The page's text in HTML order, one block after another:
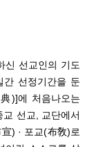
신 선교인의 기도
간 선정기간을 둔
)]에 처음나오는
선교, 교단에서
) · 포교(布敎)로